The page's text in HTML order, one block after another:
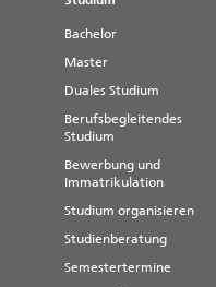
Bachelor
Master
Duales Studium
Berufsbegleitendes
Studium
Bewerbung und
Immatrikulation
Studium organisieren
Studienberatung
Semestertermine